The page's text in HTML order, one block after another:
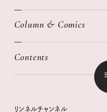
ニトリ・イケア・無印良品で賢く
絶品、お餅レシピ大集合！
世界のサンタさんに会って来た！
2026年春夏 トレンドファッショ
女子旅おすすめスポット 暮ら
幸せな老後のための リンネルマ
Column & Comics
ぐれいさん
明日もいい日になりますように
清水みさとの食いしんぼう寄り
Contents
リンネルおしゃれファッションス
リンネル暮らし部
リンネルチャンネル